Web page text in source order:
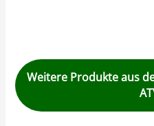
Weitere Produkte aus